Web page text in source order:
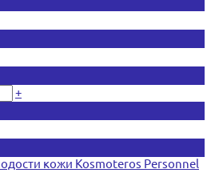
+
кожи Kosmoteros Personnel